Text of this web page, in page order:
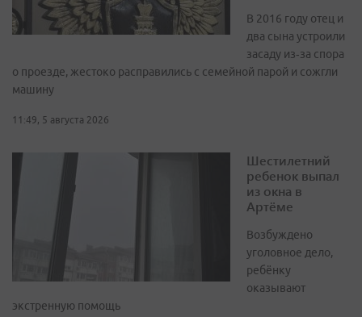
В 2016 году отец и
два сына устроили
засаду из‑за спора
о проезде, жестоко расправились с семейной парой и сожгли
машину
11:49, 5 августа 2026
Шестилетний
ребенок выпал
из окна в
Артёме
Возбуждено
уголовное дело,
ребёнку
оказывают
экстренную помощь